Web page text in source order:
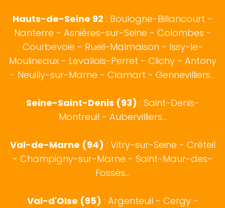
Hauts-de-Seine 92 : Boulogne-Billancourt -
Nanterre - Asnières-sur-Seine - Colombes -
Courbevoie - Rueil-Malmaison - Issy-le-
Moulineaux - Levallois-Perret - Clichy - Antony
- Neuilly-sur-Marne - Clamart - Gennevilliers...
Seine-Saint-Denis (93) : Saint-Denis-
Montreuil - Aubervilliers...
Val-de-Marne (94) : Vitry-sur-Seine - Créteil
- Champigny-sur-Marne - Saint-Maur-des-
Fossés...
Val-d'OIse (95) : Argenteuil - Cergy -